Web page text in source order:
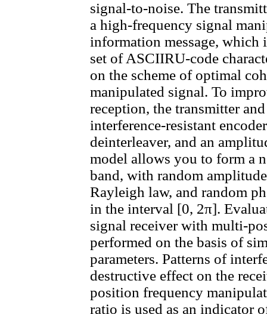
signal-to-noise. The
a high-frequency signal
information message, which
set of ASCIIRU-code
on the scheme of optimal
manipulated signal. To
reception, the transmitter
interference-resistant
deinterleaver, and an
model allows you to form a
band, with random
Rayleigh law, and random
in the interval [0, 2π].
signal receiver with multi-
performed on the basis of
parameters. Patterns of
destructive effect on the
position frequency
ratio is used as an indicator